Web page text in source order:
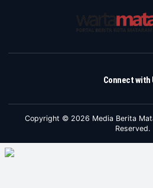
Connect with
Copyright © 2026 Media Berita
Reserved.